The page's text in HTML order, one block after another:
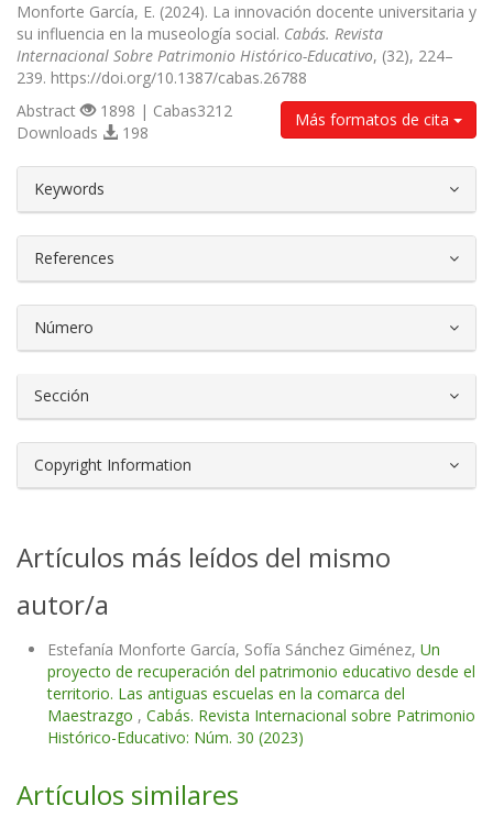
Monforte García, E. (2024). La innovación docente universitaria y
su influencia en la museología social. Cabás. Revista
Internacional Sobre Patrimonio Histórico-Educativo, (32), 224–
239. https://doi.org/10.1387/cabas.26788
Más formatos de cita
Abstract
1898 | Cabas3212
Downloads
198
Keywords
References
Número
Sección
Copyright Information
Artículos más leídos del mismo
autor/a
Estefanía Monforte García, Sofía Sánchez Giménez, Un
proyecto de recuperación del patrimonio educativo desde el
territorio. Las antiguas escuelas en la comarca del
Maestrazgo , Cabás. Revista Internacional sobre Patrimonio
Histórico-Educativo: Núm. 30 (2023)
Artículos similares